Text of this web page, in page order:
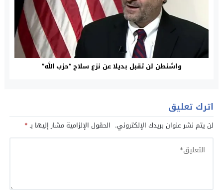
واشنطن لن تقبل بديلا عن نزع سلاح “حزب الله”
اترك تعليق
لن يتم نشر عنوان بريدك الإلكتروني. الحقول الإلزامية مشار إليها بـ*